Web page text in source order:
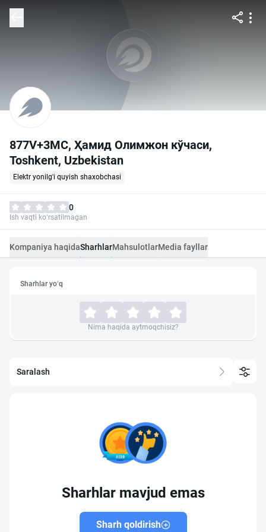
877V+3MC, Ҳамид Олимжон кўчаси,
Тоshkent, Uzbekistan
Elektr yonilg'i quyish shaxobchasi
0
Ish vaqti ko‘rsatilmagan
Kompaniya haqidaSharhlarMahsulotlarMedia fayllar
Sharhlar yo‘q
Nima haqida aytmoqchisiz?
Saralash
Sharhlar mavjud emas
Sharh qoldirish